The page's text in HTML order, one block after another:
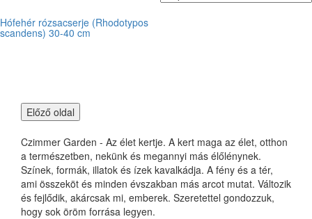
Hófehér rózsacserje (Rhodotypos
scandens) 30-40 cm
Czimmer Garden - Az élet kertje. A kert maga az élet, otthon
a természetben, nekünk és megannyi más élőlénynek.
Színek, formák, illatok és ízek kavalkádja. A fény és a tér,
ami összeköt és minden évszakban más arcot mutat. Változik
és fejlődik, akárcsak mi, emberek. Szeretettel gondozzuk,
hogy sok öröm forrása legyen.